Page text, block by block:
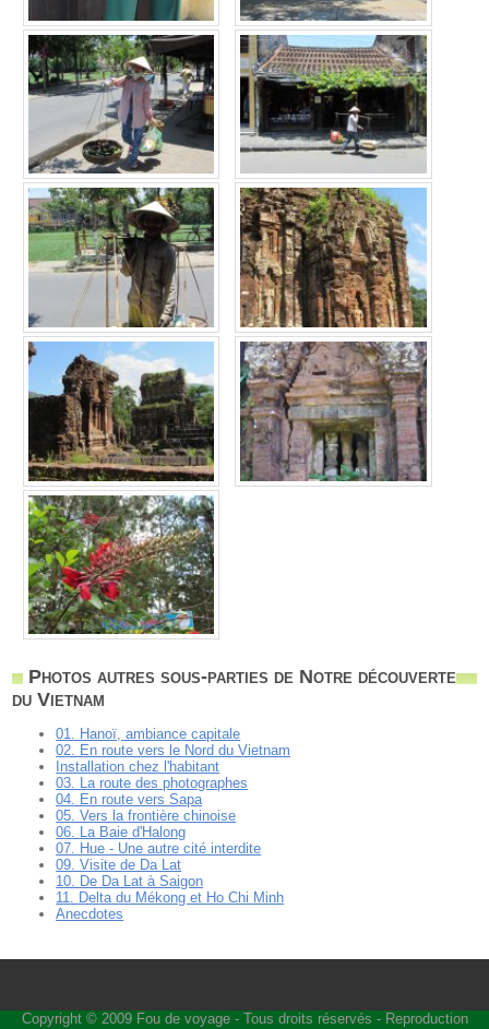
Photos autres sous-parties de Notre découverte
du Vietnam
01. Hanoï, ambiance capitale
02. En route vers le Nord du Vietnam
Installation chez l'habitant
03. La route des photographes
04. En route vers Sapa
05. Vers la frontière chinoise
06. La Baie d'Halong
07. Hue - Une autre cité interdite
09. Visite de Da Lat
10. De Da Lat à Saigon
11. Delta du Mékong et Ho Chi Minh
Anecdotes
Copyright © 2009 Fou de voyage- Tous droits réservés - Reproduction